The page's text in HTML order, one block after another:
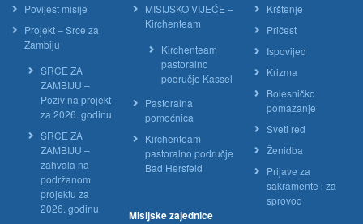
Povijest misije
Projekt – Srce za
Zambiju
SRCE ZA
ZAMBIJU –
Poziv na projekt
za 2026. godinu
SRCE ZA
ZAMBIJU –
zahvala na
podržanom
projektu za
2026. godinu
MISIJSKO VIJEĆE –
Kirchenteam
Kirchenteam
pastoralno
područje Kassel
Pastoralna
pomoćnica
Kirchenteam
pastoralno područje
Bad Hersfeld
Misijske zajednice
Krštenje
Pričest
Ispovijed
Krizma
Bolesničko
pomazanje
Sveti red
Ženidba
Prijave za
sakramente i za
sprovod